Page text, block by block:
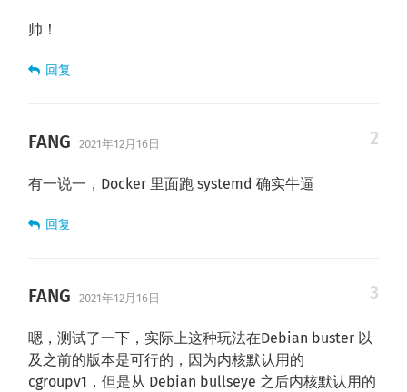
帅！
回复
FANG 2021年12月16日
有一说一，Docker 里面跑 systemd 确实牛逼
回复
FANG 2021年12月16日
嗯，测试了一下，实际上这种玩法在Debian buster 以
及之前的版本是可行的，因为内核默认用的
cgroupv1，但是从 Debian bullseye 之后内核默认用的